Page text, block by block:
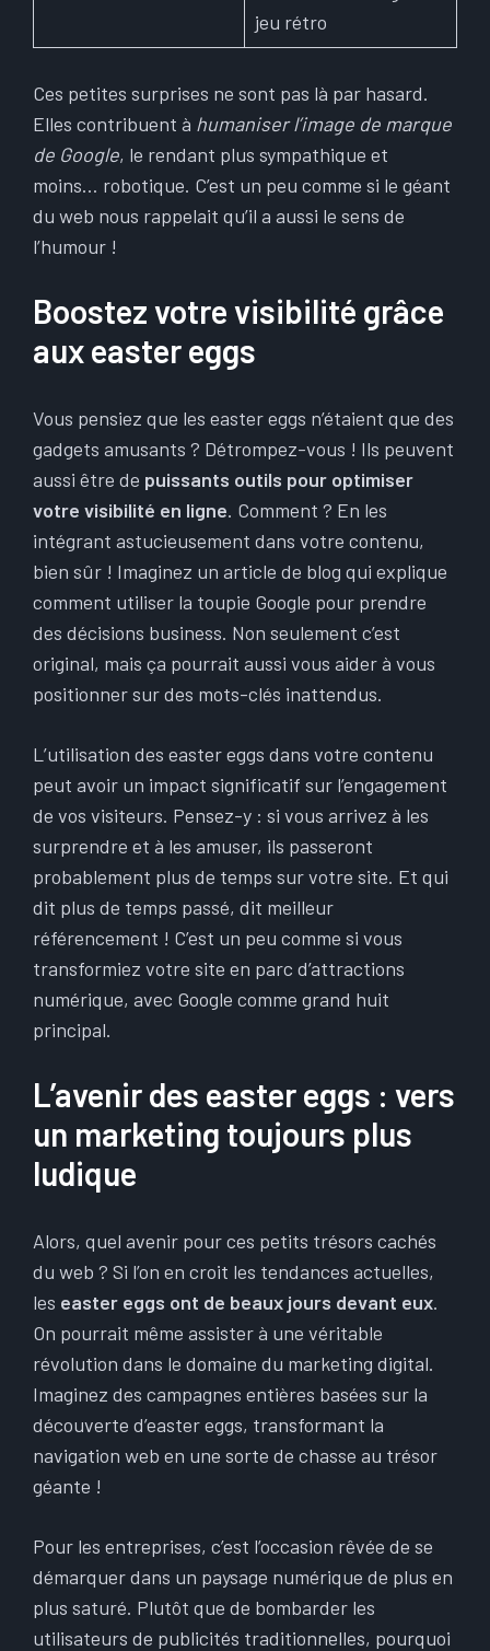
jeu rétro
Ces petites surprises ne sont pas là par hasard.
Elles contribuent à humaniser l’image de marque
de Google, le rendant plus sympathique et
moins… robotique. C’est un peu comme si le géant
du web nous rappelait qu’il a aussi le sens de
l’humour !
Boostez votre visibilité grâce
aux easter eggs
Vous pensiez que les easter eggs n’étaient que des
gadgets amusants ? Détrompez-vous ! Ils peuvent
aussi être de puissants outils pour optimiser
votre visibilité en ligne. Comment ? En les
intégrant astucieusement dans votre contenu,
bien sûr ! Imaginez un article de blog qui explique
comment utiliser la toupie Google pour prendre
des décisions business. Non seulement c’est
original, mais ça pourrait aussi vous aider à vous
positionner sur des mots-clés inattendus.
L’utilisation des easter eggs dans votre contenu
peut avoir un impact significatif sur l’engagement
de vos visiteurs. Pensez-y : si vous arrivez à les
surprendre et à les amuser, ils passeront
probablement plus de temps sur votre site. Et qui
dit plus de temps passé, dit meilleur
référencement ! C’est un peu comme si vous
transformiez votre site en parc d’attractions
numérique, avec Google comme grand huit
principal.
L’avenir des easter eggs : vers
un marketing toujours plus
ludique
Alors, quel avenir pour ces petits trésors cachés
du web ? Si l’on en croit les tendances actuelles,
les easter eggs ont de beaux jours devant eux.
On pourrait même assister à une véritable
révolution dans le domaine du marketing digital.
Imaginez des campagnes entières basées sur la
découverte d’easter eggs, transformant la
navigation web en une sorte de chasse au trésor
géante !
Pour les entreprises, c’est l’occasion rêvée de se
démarquer dans un paysage numérique de plus en
plus saturé. Plutôt que de bombarder les
utilisateurs de publicités traditionnelles, pourquoi